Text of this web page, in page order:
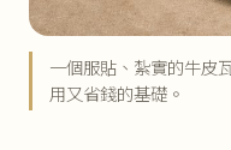
一個服貼、紮實的牛皮
用又省錢的基礎。